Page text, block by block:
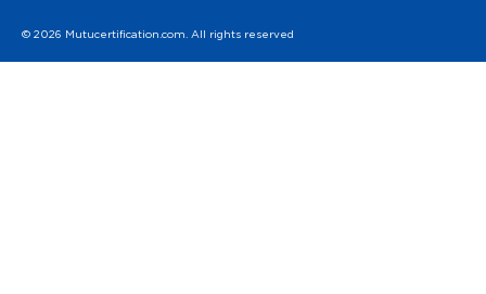
© 2026 Mutucertification.com. All rights reserved